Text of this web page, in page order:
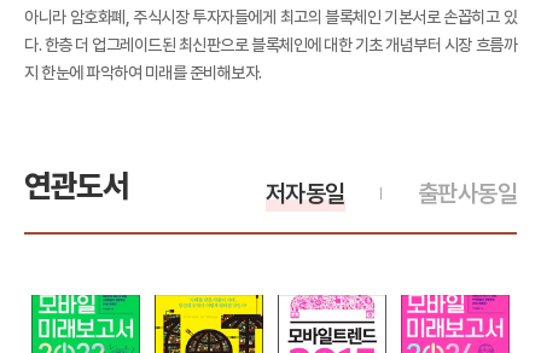
아니라 암호화폐, 주식시장 투자자들에게 최고의 블록체인 기본서로 손꼽히고 있
다. 한층 더 업그레이드된 최신판으로 블록체인에 대한 기초 개념부터 시장 흐름까
지 한눈에 파악하여 미래를 준비해보자.
연관도서 출판사동일
저자동일